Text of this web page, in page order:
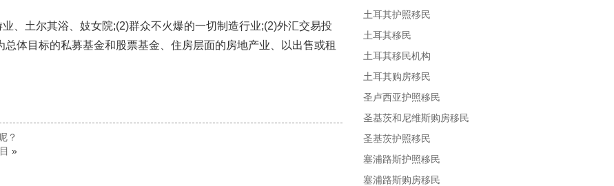
、土尔其浴、妓女院;(2)群众不火爆的一切制造行业;(2)外汇交易投
体目标的私募基金和股票基金、住房层面的房地产业、以出售或租
？
»
土耳其护照移民
土耳其移民
土耳其移民机构
土耳其购房移民
圣卢西亚护照移民
圣基茨和尼维斯购房移民
圣基茨护照移民
塞浦路斯护照移民
塞浦路斯购房移民